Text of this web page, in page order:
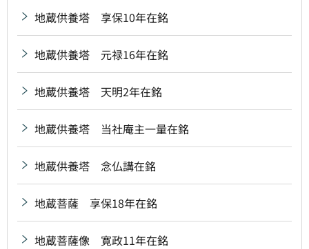
地蔵供養塔 享保10年在銘
地蔵供養塔 元禄16年在銘
地蔵供養塔 天明2年在銘
地蔵供養塔 当社庵主一量在銘
地蔵供養塔 念仏講在銘
地蔵菩薩 享保18年在銘
地蔵菩薩像 寛政11年在銘